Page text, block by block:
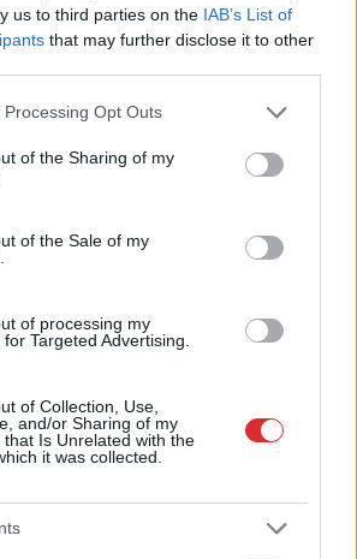
us to third parties on the IAB’s List of
that may further disclose it to other
website/app uses one or more Google
or usage behaviour. You may click to
to Google and its third-party tags to
specified purposes in below Google
Opt Outs
of the Sharing of my
of the Sale of my
of processing my
Targeted Advertising.
of Collection, Use,
and/or Sharing of my
that Is Unrelated with the
it was collected.
par glauno
porciju!” Ar
ēdienkarti
noslēgumā
“Ezītis miglā”